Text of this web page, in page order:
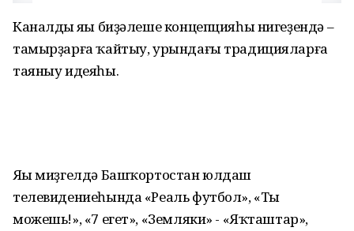
Каналдың яңы биҙәлеше концепцияһы нигеҙендә –
тамырҙарға ҡайтыу, урындағы традицияларға
таяныу идеяһы.
Яңы миҙгелдә Башҡортостан юлдаш
телевидениеһында «Реаль футбол», «Ты
можешь!», «7 егет», «Земляки» - «Яҡташтар»,